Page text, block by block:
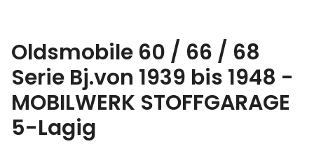
Oldsmobile 60 / 66 / 68
Serie Bj.von 1939 bis 1948 -
MOBILWERK STOFFGARAGE
5-Lagig